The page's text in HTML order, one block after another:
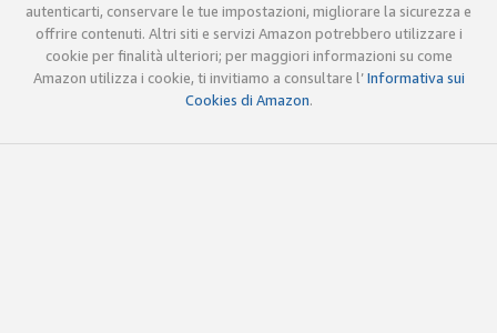
autenticarti, conservare le tue impostazioni, migliorare la sicurezza e
offrire contenuti. Altri siti e servizi Amazon potrebbero utilizzare i
cookie per finalità ulteriori; per maggiori informazioni su come
Amazon utilizza i cookie, ti invitiamo a consultare l’Informativa sui
Cookies di Amazon.